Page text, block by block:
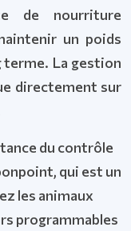
de nourriture
un poids
terme. La gestion
directement sur
du contrôle
qui est un
les animaux
programmables